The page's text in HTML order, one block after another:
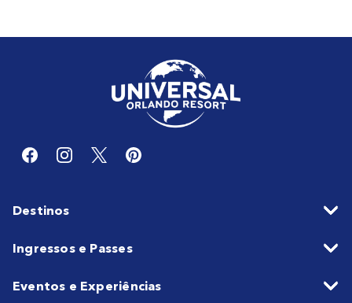
Destinos
Ingressos e Passes
Eventos e Experiências